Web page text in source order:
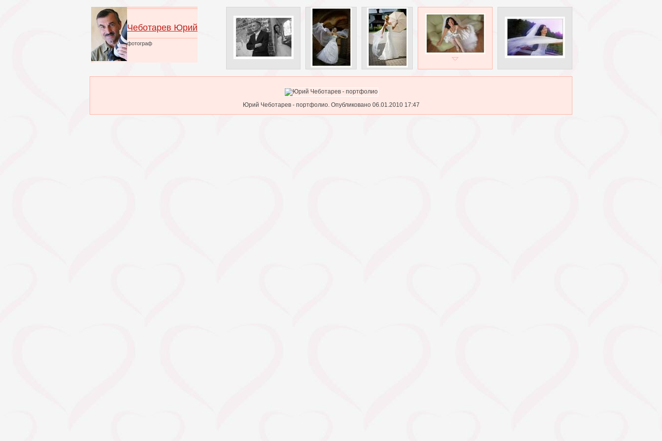
Чеботарев Юрий
фотограф
Юрий Чеботарев - портфолио. Опубликовано 06.01.2010 17:47